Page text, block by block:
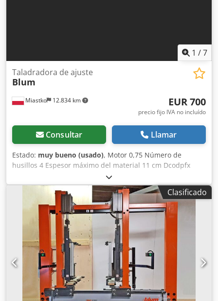
1 /7
Miastko 12.834 km
Taladradora de ajuste
Blum
EUR 700
precio fijo IVA no incluído
Consultar Llamar
Estado: muy bueno (usado), Motor 0,75 Número de
husillos 4 Espesor máximo del material 11 cm Dcodpfx
Apjtrtz Tjhsk Número de trinquetes 3
Clasificado